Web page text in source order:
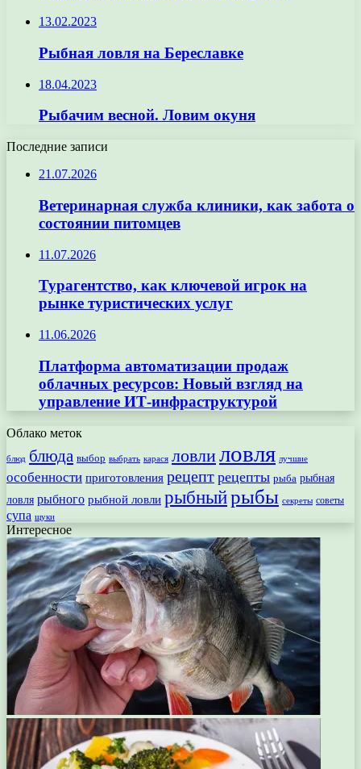
13.02.2023
Рыбная ловля на Береславке
18.04.2023
Рыбачим весной. Ловим окуня
Последние записи
21.07.2026
Ветеринарная служба клиники, как забота о
состоянии питомцев
11.07.2026
Турагентство, как ключевой игрок на
рынке туристических услуг
11.06.2026
Платформа автоматизации продаж
облачных ресурсов: Новый взгляд на
управление ИТ-инфраструктурой
Облако меток
блюд блюда выбор выбрать карася ловлиловля лучшие
особенности приготовления рецепт рецепты рыба рыбная
ловля рыбного рыбной ловли рыбныйрыбы секреты советы
супа щуки
Интересное